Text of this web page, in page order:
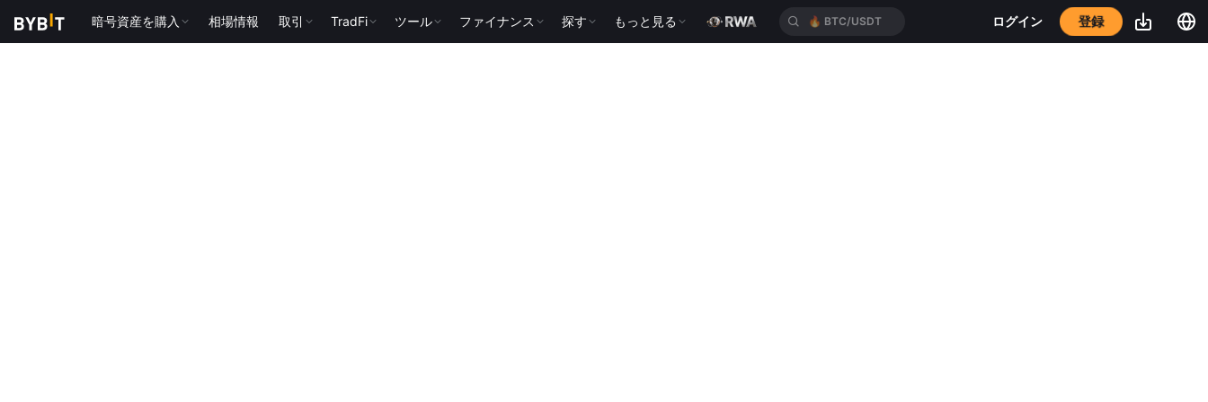
暗号資産を購入 相場情報 取引 TradFi ツール ファイナンス 探す もっと見る 🔥 BTC/USDT ログイン 登録